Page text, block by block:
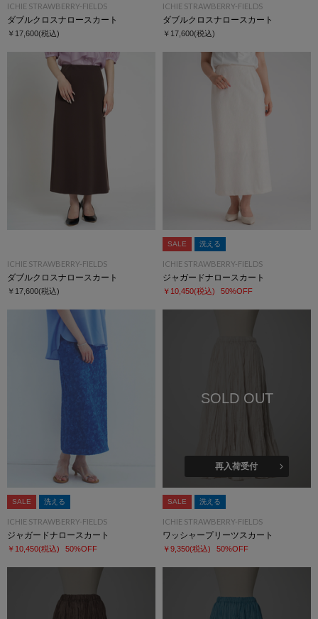
ICHIE STRAWBERRY-FIELDS
ダブルクロスナロースカート
￥17,600(税込)
ICHIE STRAWBERRY-FIELDS
ダブルクロスナロースカート
￥17,600(税込)
ICHIE STRAWBERRY-FIELDS
ダブルクロスナロースカート
￥17,600(税込)
SALE 洗える
ICHIE STRAWBERRY-FIELDS
ジャガードナロースカート
￥10,450(税込) 50%OFF
SALE 洗える
ICHIE STRAWBERRY-FIELDS
ジャガードナロースカート
￥10,450(税込) 50%OFF
SOLD OUT
再入荷受付
SALE 洗える
ICHIE STRAWBERRY-FIELDS
ワッシャープリーツスカート
￥9,350(税込) 50%OFF